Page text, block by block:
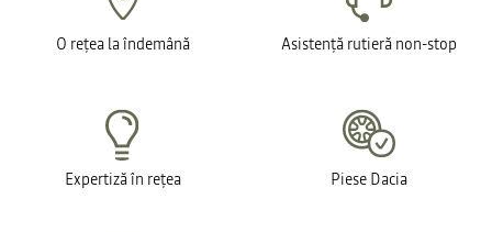
O rețea la îndemână Asistență rutieră non-stop
Expertiză în rețea Piese Dacia